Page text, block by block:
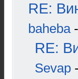
RE:
baheba-
RE:
Sevap